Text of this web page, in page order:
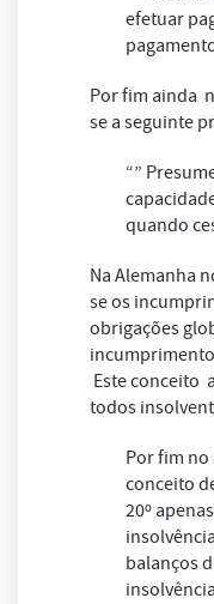
efetuar
Por fim ainda
se a seguinte
“”
quando
Na Alemanha
se os
obrigações
Este conceito
todos
Por fim no
conceito
20º
balanços